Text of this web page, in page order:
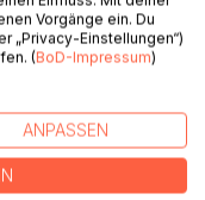
zu beachten,
die sich in der
kompletten
der Literatur bzw. in
die Möglichkeit
Leben im
konnte. Mögliche
Vorgänge ein. Du
„Privacy-Einstellungen“)
(BoD-Impressum)
ANPASSEN